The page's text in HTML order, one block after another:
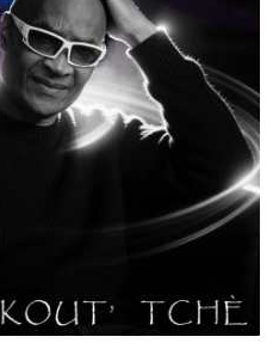
Luc ALGER
Webmaster2Risi